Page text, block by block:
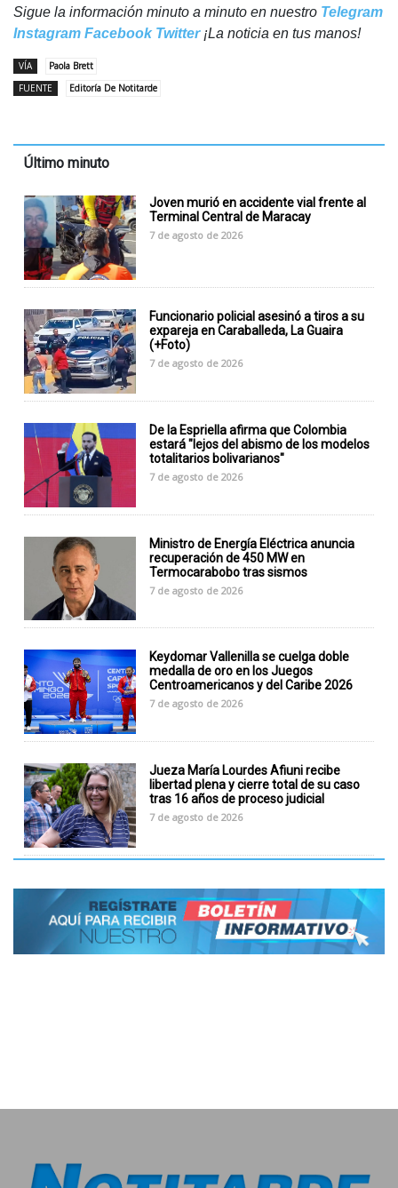
Sigue la información minuto a minuto en nuestro Telegram
Instagram Facebook Twitter¡La noticia en tus manos!
VÍA
Paola Brett
FUENTE
Editoría De Notitarde
Último minuto
Joven murió en accidente vial frente al
Terminal Central de Maracay
7 de agosto de 2026
Funcionario policial asesinó a tiros a su
expareja en Caraballeda, La Guaira
(+Foto)
7 de agosto de 2026
De la Espriella afirma que Colombia
estará "lejos del abismo de los modelos
totalitarios bolivarianos"
7 de agosto de 2026
Ministro de Energía Eléctrica anuncia
recuperación de 450 MW en
Termocarabobo tras sismos
7 de agosto de 2026
Keydomar Vallenilla se cuelga doble
medalla de oro en los Juegos
Centroamericanos y del Caribe 2026
7 de agosto de 2026
Jueza María Lourdes Afiuni recibe
libertad plena y cierre total de su caso
tras 16 años de proceso judicial
7 de agosto de 2026